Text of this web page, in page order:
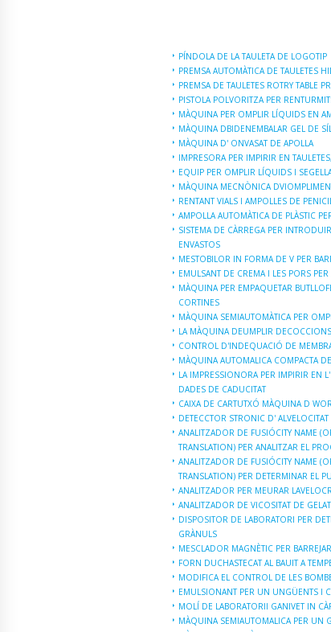
PÍNDOLA DE LA TAULETA DE LOGOTIP
PREMSA AUTOMÀTICA DE TAULETES
PREMSA DE TAULETES ROTRY TABLE
PISTOLA POLVORITZA PER
MÀQUINA PER OMPLIR LÍQUIDS EN
MÀQUINA DBIDENEMBALAR GEL DE
MÀQUINA D' ONVASAT DE APOLLA
IMPRESORA PER IMPIRIR EN
EQUIP PER OMPLIR LÍQUIDS I
MÀQUINA MECNÒNICA
RENTANT VIALS I AMPOLLES DE
AMPOLLA AUTOMÀTICA DE PLÀSTIC
SISTEMA DE CÀRREGA PER
ENVASTOS
MESTOBILOR IN FORMA DE V PER
EMULSANT DE CREMA I LES PORS
MÀQUINA PER EMPAQUETAR
CORTINES
MÀQUINA SEMIAUTOMÀTICA PER
LA MÀQUINA DEUMPLIR
CONTROL D'INDEQUACIÓ DE
MÀQUINA AUTOMALICA COMPACTA
LA IMPRESSIONORA PER IMPIRIR EN
DADES DE CADUCITAT
CAIXA DE CARTUTXÓ MÀQUINA D
DETECCTOR STRONIC D'
ANALITZADOR DE FUSIÓCITY NAME
TRANSLATION) PER ANALITZAR EL
ANALITZADOR DE FUSIÓCITY NAME
TRANSLATION) PER DETERMINAR EL
ANALITZADOR PER MEURAR
ANALITZADOR DE VICOSITAT DE
DISPOSITOR DE LABORATORI PER
GRÀNULS
MESCLADOR MAGNÈTIC PER
FORN DUCHASTECAT AL BAUIT A
MODIFICA EL CONTROL DE LES
EMULSIONANT PER UN UNGÜENTS I
MOLÍ DE LABORATORII GANIVET IN
MÀQUINA SEMIAUTOMALICA PER UN